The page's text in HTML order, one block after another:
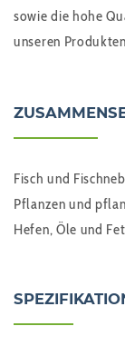
sowie die hohe
unseren
Fisch und
Pflanzen und
Hefen, Öle und